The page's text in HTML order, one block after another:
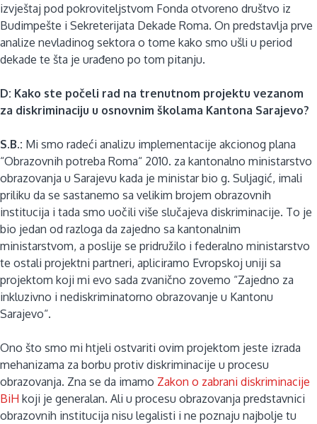
izvještaj pod pokroviteljstvom Fonda otvoreno društvo iz
Budimpešte i Sekreterijata Dekade Roma. On predstavlja prve
analize nevladinog sektora o tome kako smo ušli u period
dekade te šta je urađeno po tom pitanju.
D: Kako ste počeli rad na trenutnom projektu vezanom
za diskriminaciju u osnovnim školama Kantona Sarajevo?
S.B.: Mi smo radeći analizu implementacije akcionog plana
“Obrazovnih potreba Roma“ 2010. za kantonalno ministarstvo
obrazovanja u Sarajevu kada je ministar bio g. Suljagić, imali
priliku da se sastanemo sa velikim brojem obrazovnih
institucija i tada smo uočili više slučajeva diskriminacije. To je
bio jedan od razloga da zajedno sa kantonalnim
ministarstvom, a poslije se pridružilo i federalno ministarstvo
te ostali projektni partneri, apliciramo Evropskoj uniji sa
projektom koji mi evo sada zvanično zovemo “Zajedno za
inkluzivno i nediskriminatorno obrazovanje u Kantonu
Sarajevo“.
Ono što smo mi htjeli ostvariti ovim projektom jeste izrada
mehanizama za borbu protiv diskriminacije u procesu
obrazovanja. Zna se da imamo Zakon o zabrani diskriminacije
BiH koji je generalan. Ali u procesu obrazovanja predstavnici
obrazovnih institucija nisu legalisti i ne poznaju najbolje tu